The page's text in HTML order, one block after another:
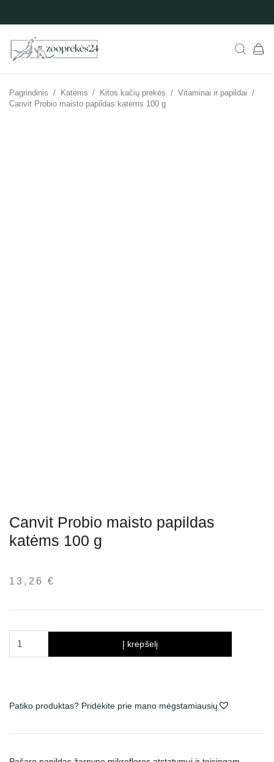
Pagrindinis / Katėms / Kitos kačių prekės / Vitaminai ir papildai /
Canvit Probio maisto papildas katėms 100 g
Canvit Probio maisto papildas
katėms 100 g
13,26€
papildas
Į krepšelį
Patiko produktas? Pridėkite prie mano mėgstamiausių